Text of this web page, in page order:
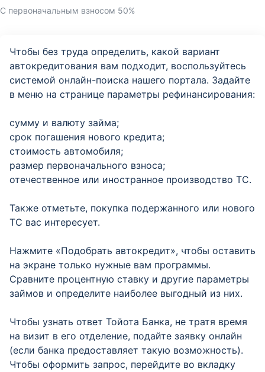
С первоначальным взносом 50%
Чтобы без труда определить, какой вариант
автокредитования вам подходит, воспользуйтесь
системой онлайн-поиска нашего портала. Задайте
в меню на странице параметры рефинансирования:
сумму и валюту займа;
срок погашения нового кредита;
стоимость автомобиля;
размер первоначального взноса;
отечественное или иностранное производство ТС.
Также отметьте, покупка подержанного или нового
ТС вас интересует.
Нажмите «Подобрать автокредит», чтобы оставить
на экране только нужные вам программы.
Сравните процентную ставку и другие параметры
займов и определите наиболее выгодный из них.
Чтобы узнать ответ Тойота Банка, не тратя время
на визит в его отделение, подайте заявку онлайн
(если банка предоставляет такую возможность).
Чтобы оформить запрос, перейдите во вкладку